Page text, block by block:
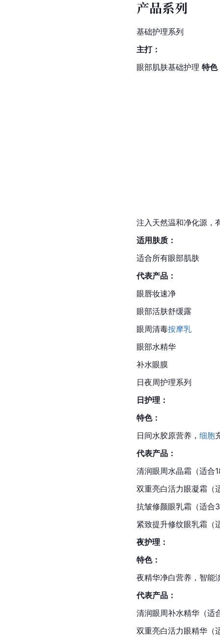
产品系列
基础护理系列
主打：
眼部肌肤基础护理 特色
注入天然温和净化源，
适用肤质：
适合所有眼部肌肤
代表产品：
眼唇妆速净
眼部活肤舒缓露
眼周清毒按摩乳
眼部水精华
补水眼膜
日夜周护理系列
日护理：
特色：
日间水胶原营养， 细胞
代表产品：
清润眼周水晶霜（适合
双重亮白活力眼凝霜（
抗皱修颜眼乳霜（适合
紧致提升修纹眼乳霜（
夜护理：
特色：
夜精华净白营养，智能
代表产品：
清润眼周补水精华（适
双重亮白活力眼精华（